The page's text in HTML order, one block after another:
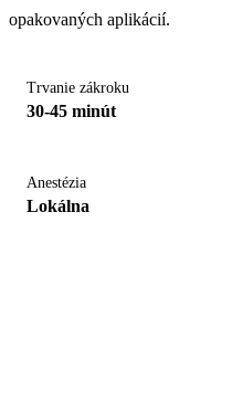
opakovaných aplikácií.
Trvanie zákroku
30-45 minút
Anestézia
Lokálna